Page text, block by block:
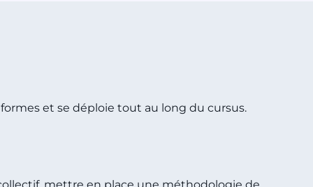
et se déploie tout au long du cursus.